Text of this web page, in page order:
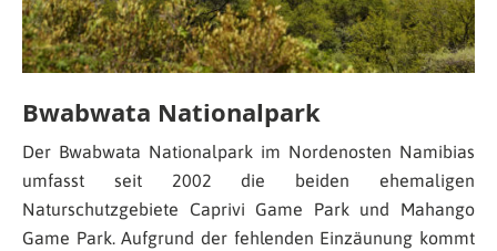
Bwabwata Nationalpark
Der Bwabwata Nationalpark im Nordenosten Namibias
umfasst seit 2002 die beiden ehemaligen
Naturschutzgebiete Caprivi Game Park und Mahango
Game Park. Aufgrund der fehlenden Einzäunung kommt